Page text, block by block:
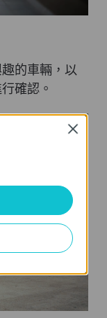
的車輛，以
確認。
Close